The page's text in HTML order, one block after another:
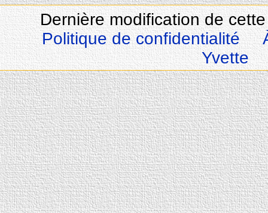
Dernière modification de
Politique de confidentialité
Yvette